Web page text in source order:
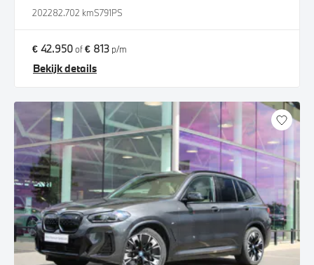
202282.702 kmS791PS
€ 42.950of€ 813 p/m
Bekijk details